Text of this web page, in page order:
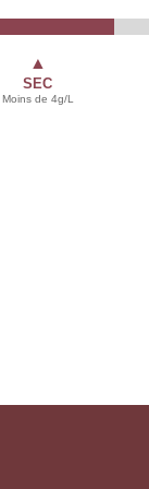
▲
SEC
Moins de 4g/L